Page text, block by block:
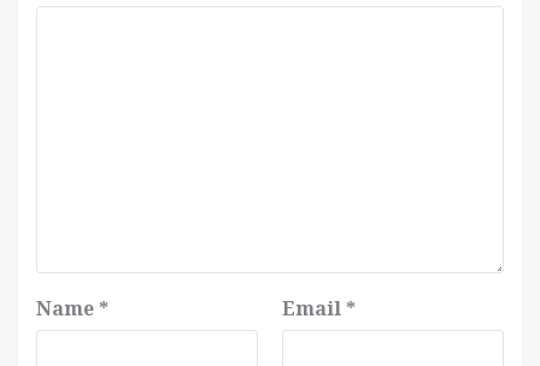
Name * Email *